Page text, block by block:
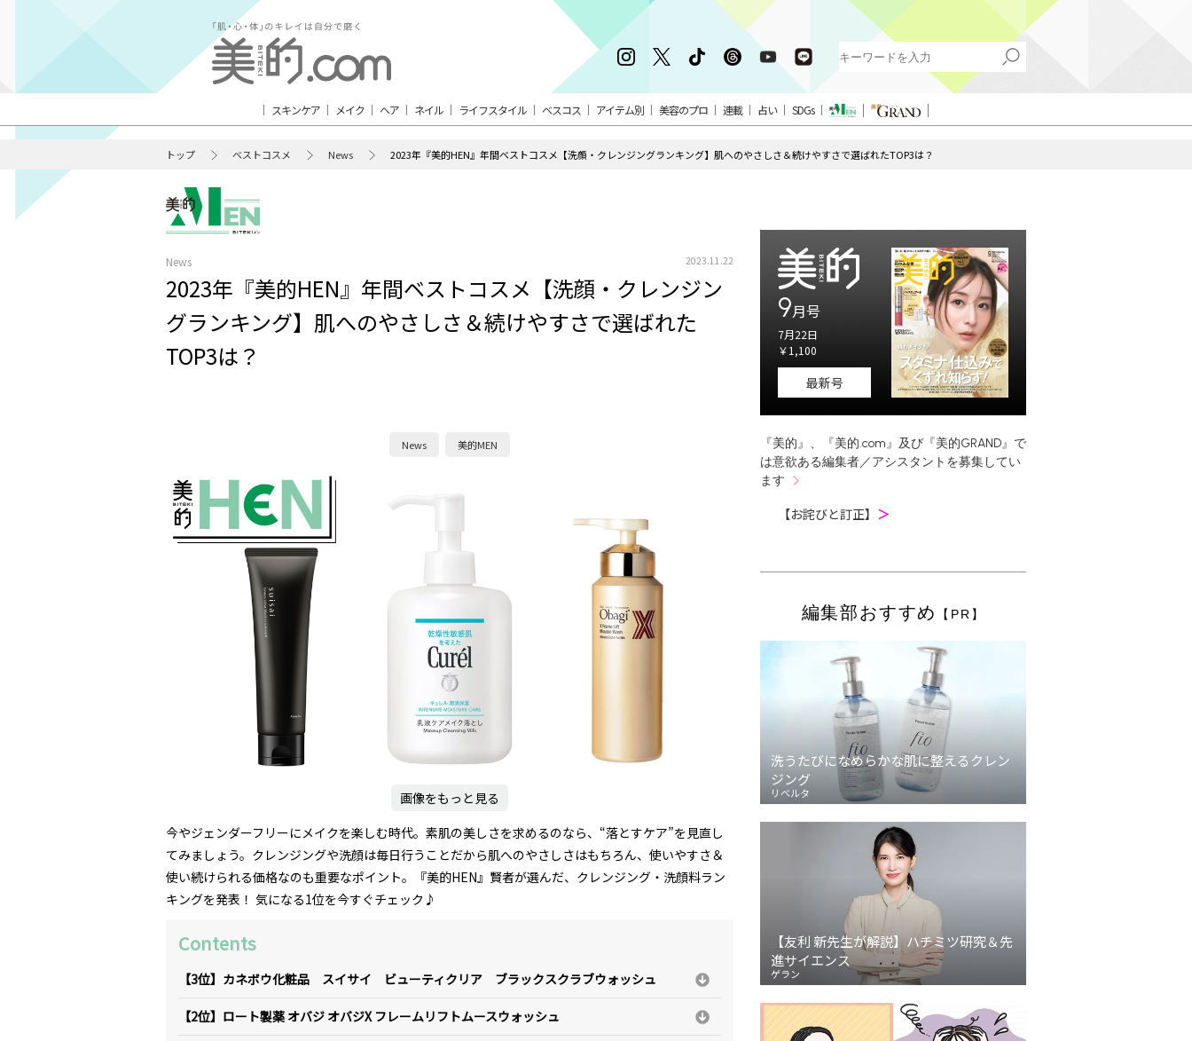
スキンケア メイク ヘア ネイル ライフスタイル ベスコス アイテム別 美容のプロ 連載 占い SDGs
トップ ベストコスメ News 2023年『美的HEN』年間ベストコスメ【洗顔・クレンジングランキング】肌へのやさしさ＆続けやすさで選ばれたTOP3は？
News 2023.11.22
2023年『美的HEN』年間ベストコスメ【洗顔・クレンジン
グランキング】肌へのやさしさ＆続けやすさで選ばれた
TOP3は？
News 美的MEN
画像をもっと見る
今やジェンダーフリーにメイクを楽しむ時代。素肌の美しさを求めるのなら、“落とすケア”を見直し
てみましょう。クレンジングや洗顔は毎日行うことだから肌へのやさしさはもちろん、使いやすさ＆
使い続けられる価格なのも重要なポイント。『美的HEN』賢者が選んだ、クレンジング・洗顔料ラン
キングを発表！ 気になる1位を今すぐチェック♪
Contents
【3位】カネボウ化粧品 スイサイ ビューティクリア ブラックスクラブウォッシュ
【2位】ロート製薬 オバジ オバジX フレームリフトムースウォッシュ
9月号
7月22日
￥1,100
最新号
『美的』、『美的.com』及び『美的GRAND』で
は意欲ある編集者／アシスタントを募集してい
ます
【お詫びと訂正】 ＞
編集部おすすめ 【PR】
洗うたびになめらかな肌に整えるクレン
ジング
リベルタ
【友利 新先生が解説】ハチミツ研究＆先
進サイエンス
ゲラン